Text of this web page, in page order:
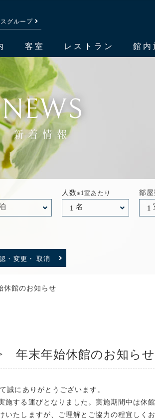
グループ
客室 レストラン 館内
NEWS
新着情報
人数※1室あたり
名
部屋
・変更・ 取消
館のお知らせ
年末年始休館のお知らせ
誠にありがとうございます。
する運びとなりました。実施期間中は休館
いたしますが、ご理解とご協力の程宜しく